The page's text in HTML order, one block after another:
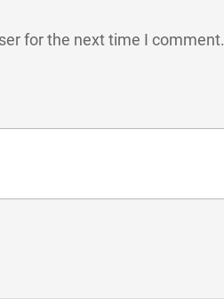
for the next time I comment.